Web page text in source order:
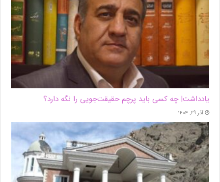
یادداشت| ‌چه کسی باید پرچم حقیقت‌جویی را نگه دارد؟
آذر ۲۹, ۱۴۰۴